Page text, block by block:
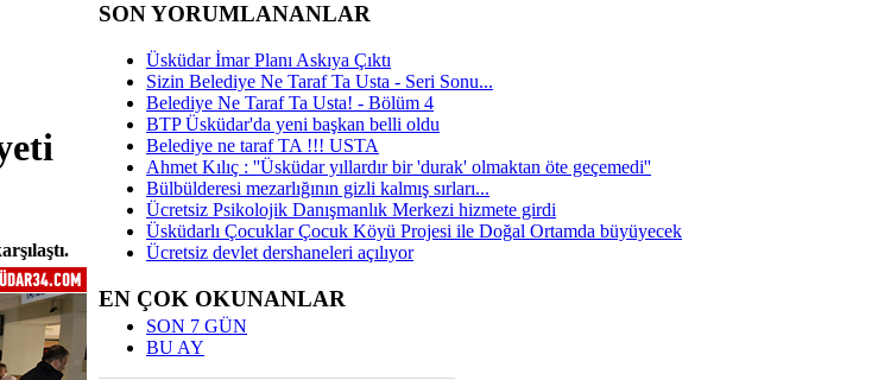
SON YORUMLANANLAR
Üsküdar İmar Planı Askıya Çıktı
Sizin Belediye Ne Taraf Ta Usta - Seri Sonu...
Belediye Ne Taraf Ta Usta! - Bölüm 4
BTP Üsküdar'da yeni başkan belli oldu
Belediye ne taraf TA !!! USTA
Ahmet Kılıç : ''Üsküdar yıllardır bir 'durak' olmaktan öte geçemedi''
Bülbülderesi mezarlığının gizli kalmış sırları...
Ücretsiz Psikolojik Danışmanlık Merkezi hizmete girdi
Üsküdarlı Çocuklar Çocuk Köyü Projesi ile Doğal Ortamda büyüyecek
Ücretsiz devlet dershaneleri açılıyor
EN ÇOK OKUNANLAR
SON 7 GÜN
BU AY